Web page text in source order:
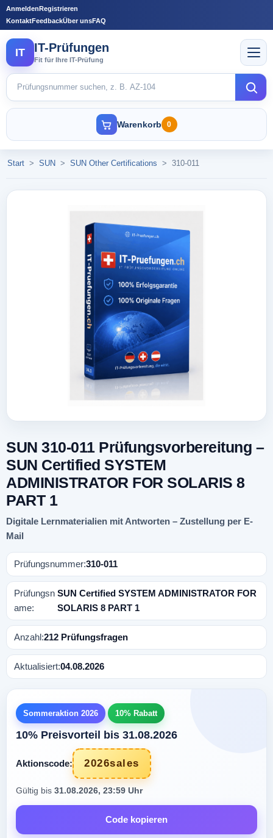
AnmeldenRegistrieren
KontaktFeedbackÜber unsFAQ
IT IT-Prüfungen
Fit für Ihre IT-Prüfung
Warenkorb 0
Start > SUN > SUN Other Certifications > 310-011
SUN 310-011 Prüfungsvorbereitung –
SUN Certified SYSTEM
ADMINISTRATOR FOR SOLARIS 8
PART 1
Digitale Lernmaterialien mit Antworten – Zustellung per E-
Mail
Prüfungsnummer:310-011
Prüfungsn
ame:
SUN Certified SYSTEM ADMINISTRATOR FOR
SOLARIS 8 PART 1
Anzahl:212 Prüfungsfragen
Aktualisiert:04.08.2026
Sommeraktion 2026 10% Rabatt
10% Preisvorteil bis 31.08.2026
Aktionscode: 2026sales
Gültig bis 31.08.2026, 23:59 Uhr
Code kopieren